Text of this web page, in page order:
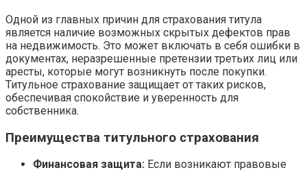
Одной из главных причин для страхования титула
является наличие возможных скрытых дефектов прав
на недвижимость. Это может включать в себя ошибки в
документах, неразрешенные претензии третьих лиц или
аресты, которые могут возникнуть после покупки.
Титульное страхование защищает от таких рисков,
обеспечивая спокойствие и уверенность для
собственника.
Преимущества титульного страхования
Финансовая защита: Если возникают правовые